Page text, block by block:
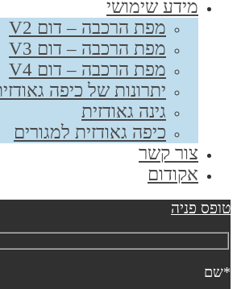
מידע שימושי
מפת הרכבה – דום V2
מפת הרכבה – דום V3
מפת הרכבה – דום V4
יתרונות של כיפה גאודזית
גינה גאודזית
כיפה גאודזית למגורים
צור קשר
אקודום
פניה